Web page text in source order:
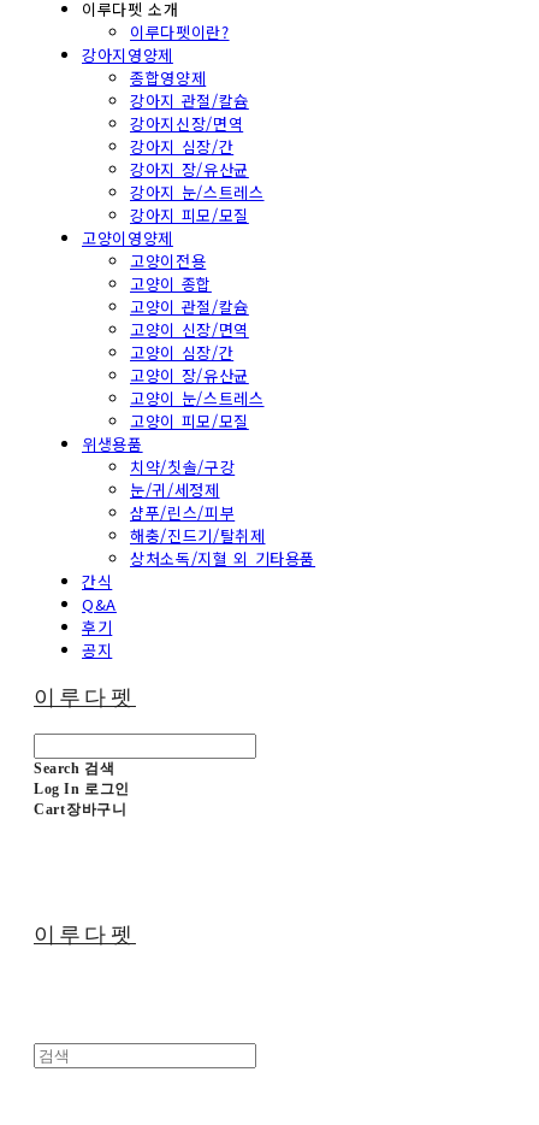
이루다펫 소개
이루다펫이란?
강아지영양제
종합영양제
강아지 관절/칼슘
강아지신장/면역
강아지 심장/간
강아지 장/유산균
강아지 눈/스트레스
강아지 피모/모질
고양이영양제
고양이전용
고양이 종합
고양이 관절/칼슘
고양이 신장/면역
고양이 심장/간
고양이 장/유산균
고양이 눈/스트레스
고양이 피모/모질
위생용품
치약/칫솔/구강
눈/귀/세정제
샴푸/린스/피부
해충/진드기/탈취제
상처소독/지혈 외 기타용품
간식
Q&A
후기
공지
이루다펫
Search 검색
Log In 로그인
Cart장바구니
이루다펫